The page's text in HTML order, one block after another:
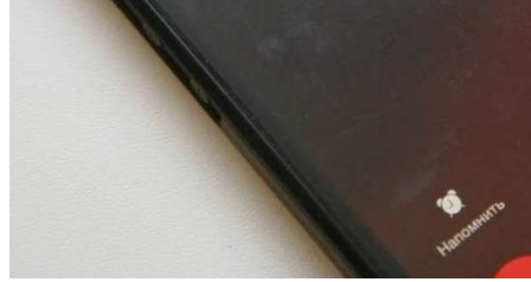
Волгоградские компании нарастили экспорт:
заключены контракты на 3,6 млн долларов